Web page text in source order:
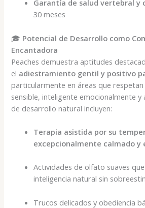
Garantía de salud vertebral y
30 meses
🎓 Potencial de Desarrollo como
Encantadora
Peaches demuestra aptitudes
el adiestramiento gentil y positivo
particularmente en áreas que respetan
sensible, inteligente emocionalmente y
de desarrollo natural incluyen:
Terapia asistida por su
excepcionalmente calmado y
Actividades de olfato suaves
inteligencia natural sin
Trucos delicados y obediencia